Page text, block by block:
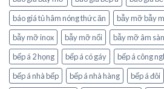
báo giá tủ hâm nóng thức ăn
bẫy mỡ bẫy
bẫy mỡ inox
bẫy mỡ nổi bẫy mỡ âm sàn
bếp á 2 họng
bếp á có gáy bếp á công
bếp á nhà bếp
bếp á nhà hàng bếp á đôi